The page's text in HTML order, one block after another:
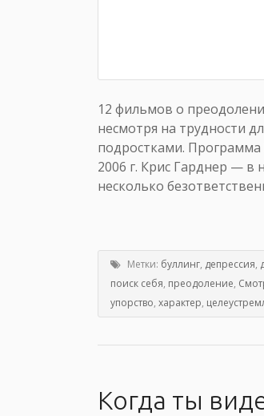
12 фильмов о
несмотря на трудности
подростками. Программа
2006 г. Крис Гарднер —
несколько
Метки: буллинг, депрессия,
поиск себя, преодоление,
упорство, характер,
Когда ты